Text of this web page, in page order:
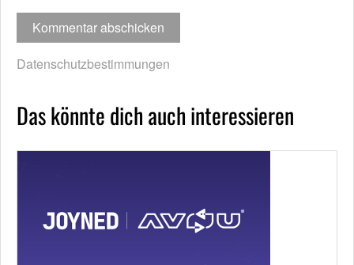
Datenschutzbestimmungen
Das könnte dich auch interessieren